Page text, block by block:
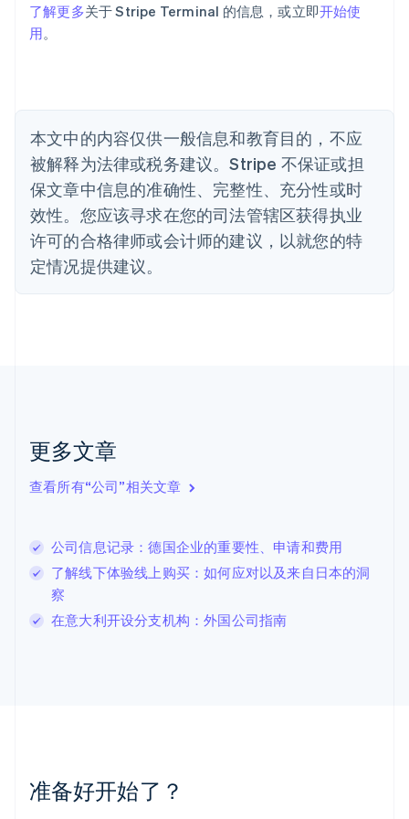
了解更多关于 Stripe Terminal 的信息，或立即开始使
用。
本文中的内容仅供一般信息和教育目的，不应
被解释为法律或税务建议。Stripe 不保证或担
保文章中信息的准确性、完整性、充分性或时
效性。您应该寻求在您的司法管辖区获得执业
许可的合格律师或会计师的建议，以就您的特
定情况提供建议。
更多文章
查看所有“公司”相关文章
公司信息记录：德国企业的重要性、申请和费用
了解线下体验线上购买：如何应对以及来自日本的洞
察
在意大利开设分支机构：外国公司指南
准备好开始了？
巴西
English
丹麦
English
德国
DeutschEnglish
法国
FrançaisEnglish
芬兰
EnglishSvenska
English Italiano
拉脱维亚
立陶宛
DeutschEnglish
卢森堡
FrançaisDeutsch English
罗马尼亚
English
挪威